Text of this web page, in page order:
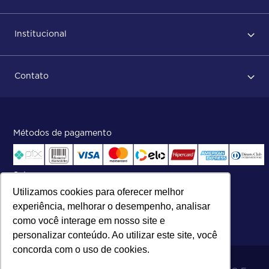
Utilizamos cookies para oferecer melhor
experiência, melhorar o desempenho, analisar
como você interage em nosso site e
personalizar conteúdo. Ao utilizar este site, você
concorda com o uso de cookies.
Após conclusão do pedido
Status do pedido e acompanhamento da entrega
Institucional
ISO
Contato
Central de atendimento:
Telefone:(27) 2121-9000
Segunda a Sexta das 8h às 17h30
Métodos de pagamento
Selos